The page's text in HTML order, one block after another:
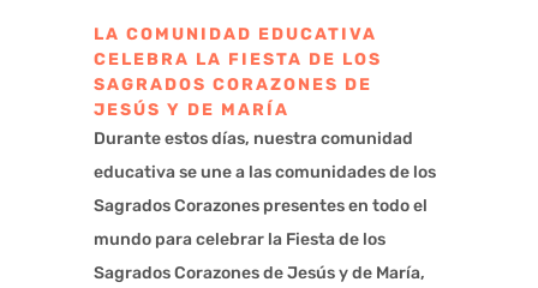
LA COMUNIDAD EDUCATIVA
CELEBRA LA FIESTA DE LOS
SAGRADOS CORAZONES DE
JESÚS Y DE MARÍA
Durante estos días, nuestra comunidad
educativa se une a las comunidades de los
Sagrados Corazones presentes en todo el
mundo para celebrar la Fiesta de los
Sagrados Corazones de Jesús y de María,